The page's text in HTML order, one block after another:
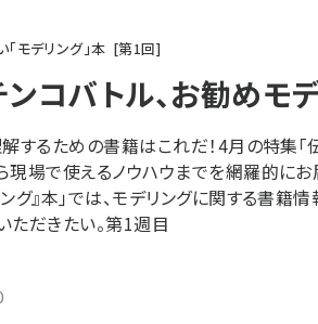
モデリング」本 第1回
コバトル、お勧めモデ
するための書籍はこれだ！4月の特集「
場で使えるノウハウまでを網羅的にお
グ』本」では、モデリングに関する書籍
だきたい。第1週目